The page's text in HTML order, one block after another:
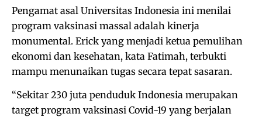
Pengamat asal Universitas Indonesia ini menilai
program vaksinasi massal adalah kinerja
monumental. Erick yang menjadi ketua pemulihan
ekonomi dan kesehatan, kata Fatimah, terbukti
mampu menunaikan tugas secara tepat sasaran.
“Sekitar 230 juta penduduk Indonesia merupakan
target program vaksinasi Covid-19 yang berjalan